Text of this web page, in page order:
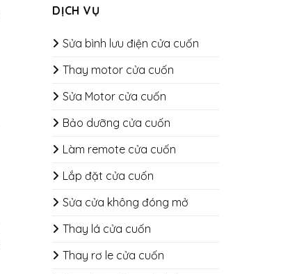
DỊCH VỤ
Sửa bình lưu điện cửa cuốn
Thay motor cửa cuốn
Sửa Motor cửa cuốn
Bảo dưỡng cửa cuốn
​​​​​​​Làm remote cửa cuốn
Lắp đặt cửa cuốn
Sửa cửa không đóng mở
Thay lá cửa cuốn
Thay rơ le cửa cuốn